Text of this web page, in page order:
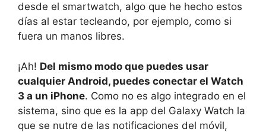
desde el smartwatch, algo que he hecho estos
días al estar tecleando, por ejemplo, como si
fuera un manos libres.
¡Ah! Del mismo modo que puedes usar
cualquier Android, puedes conectar el Watch
3 a un iPhone. Como no es algo integrado en el
sistema, sino que es la app del Galaxy Watch la
que se nutre de las notificaciones del móvil,